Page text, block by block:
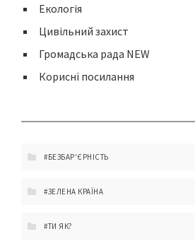
Екологія
Цивільний захист
Громадська рада NEW
Корисні посилання
#БЕЗБАР'ЄРНІСТЬ
#ЗЕЛЕНА КРАЇНА
#ТИ ЯК?